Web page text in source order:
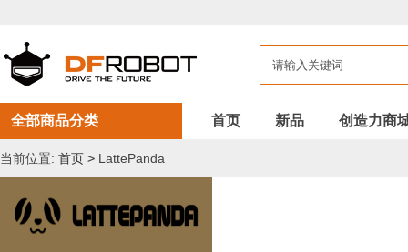
全部商品分类 首页 新品 创造力商
当前位置: 首页 > LattePanda